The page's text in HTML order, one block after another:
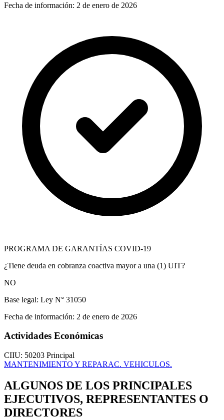
Fecha de información: 2 de enero de 2026
PROGRAMA DE GARANTÍAS COVID-19
¿Tiene deuda en cobranza coactiva mayor a una (1) UIT?
NO
Base legal: Ley N° 31050
Fecha de información: 2 de enero de 2026
Actividades Económicas
CIIU: 50203 Principal
MANTENIMIENTO Y REPARAC. VEHICULOS.
ALGUNOS DE LOS PRINCIPALES
EJECUTIVOS, REPRESENTANTES O
DIRECTORES